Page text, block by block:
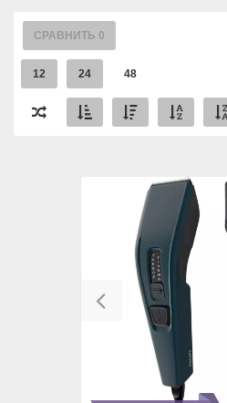
СРАВНИТЬ 0
12 24 48
Previous